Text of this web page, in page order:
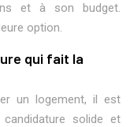
et à son budget.
option.
qui fait la
un logement, il est
solide et